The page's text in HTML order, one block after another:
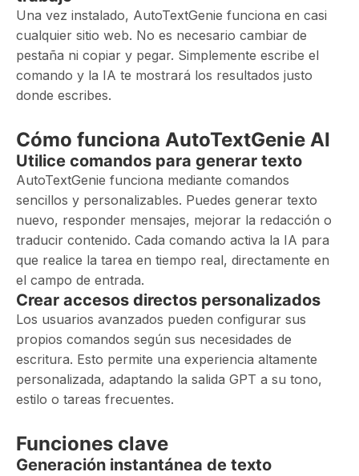
Una vez instalado, AutoTextGenie funciona en casi
cualquier sitio web. No es necesario cambiar de
pestaña ni copiar y pegar. Simplemente escribe el
comando y la IA te mostrará los resultados justo
donde escribes.
Cómo funciona AutoTextGenie AI
Utilice comandos para generar texto
AutoTextGenie funciona mediante comandos
sencillos y personalizables. Puedes generar texto
nuevo, responder mensajes, mejorar la redacción o
traducir contenido. Cada comando activa la IA para
que realice la tarea en tiempo real, directamente en
el campo de entrada.
Crear accesos directos personalizados
Los usuarios avanzados pueden configurar sus
propios comandos según sus necesidades de
escritura. Esto permite una experiencia altamente
personalizada, adaptando la salida GPT a su tono,
estilo o tareas frecuentes.
Funciones clave
Generación instantánea de texto